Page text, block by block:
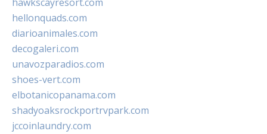
hellonquads.com
diarioanimales.com
decogaleri.com
unavozparadios.com
shoes-vert.com
elbotanicopanama.com
shadyoaksrockportrvpark.com
jccoinlaundry.com